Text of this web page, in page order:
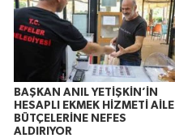
BAŞKAN ANIL YETİŞKİN’İN
HESAPLI EKMEK HİZMETİ AİLE
BÜTÇELERİNE NEFES
ALDIRIYOR